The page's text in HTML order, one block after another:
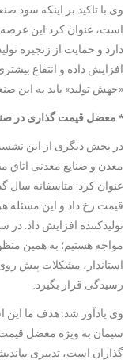
وی با تاکید بر اینکه سود
است، عنوان کرد:این
دارد و حمایت از زنجیره
افزایش داده و انتفاع
«جهش تولید» باید به این
* معضل قیمت گذاری در
در بخش دیگری از این
معدن و صنایع معدنی اتاق
عنوان کرد: متاسفانه سال
قیمت رخ داد و این مسئله
تولیدکننده افزایش داد.
مواجه هستیم؛ به همین
استاندار، مشکلات پیش
رسیدگی قرار بگیرد.
وی یادآور شد: هدف ما
سیمان به ویژه معضل
گذاران است، تدبیری